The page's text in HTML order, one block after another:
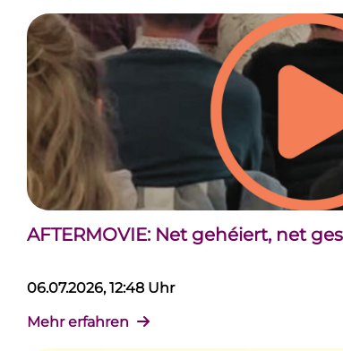
AFTERMOVIE: Net gehéiert, net
06.07.2026, 12:48 Uhr
Mehr erfahren